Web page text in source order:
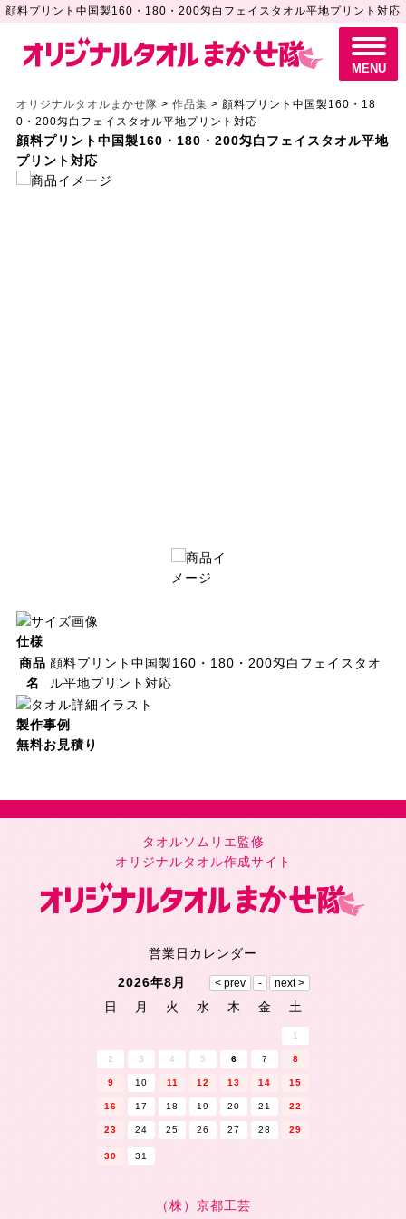
顔料プリント中国製160・180・200匁白フェイスタオル平地プリント対応
M
E
N
U
MENU
オリジナルタオルまかせ隊 > 作品集 > 顔料プリント中国製160・18
0・200匁白フェイスタオル平地プリント対応
顔料プリント中国製160・180・200匁白フェイスタオル平地
プリント対応
仕様
商品
名
顔料プリント中国製160・180・200匁白フェイスタオ
ル平地プリント対応
製作事例
無料お見積り
タオルソムリエ監修
オリジナルタオル作成サイト
営業日カレンダー
2026年8月
日
月 火 水 木 金 土
1
2 3 4 5 6 7 8
9 10 11 12 13 14 15
16 17 18 19 20 21 22
23 24 25 26 27 28 29
30 31
（株）京都工芸